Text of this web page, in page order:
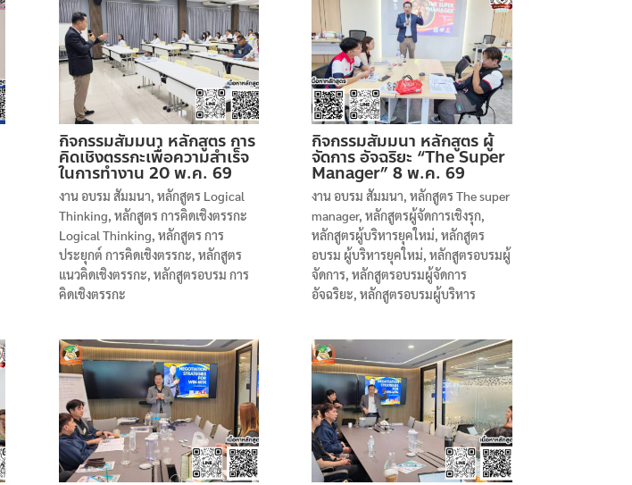
กิจกรรมสัมมนา หลักสูตร การ
คิดเชิงตรรกะเพื่อความสำเร็จ
ในการทำงาน 20 พ.ค. 69
งาน อบรม สัมมนา, หลักสูตร Logical
Thinking, หลักสูตร การคิดเชิงตรรกะ
Logical Thinking, หลักสูตร การ
ประยุกต์ การคิดเชิงตรรกะ, หลักสูตร
แนวคิดเชิงตรรกะ, หลักสูตรอบรม การ
คิดเชิงตรรกะ
กิจกรรมสัมมนา หลักสูตร ผู้
จัดการ อัจฉริยะ “The Super
Manager” 8 พ.ค. 69
งาน อบรม สัมมนา,หลักสูตร The super
manager,หลักสูตรผู้จัดการเชิงรุก,
หลักสูตรผู้บริหารยุคใหม่,หลักสูตร
อบรม ผู้บริหารยุคใหม่,หลักสูตรอบรมผู้
จัดการ,หลักสูตรอบรมผู้จัดการ
อัจฉริยะ,หลักสูตรอบรมผู้บริหาร